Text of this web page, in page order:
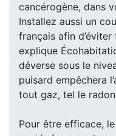
cancérogène, dans
Installez aussi un
français afin
explique
déverse sous le
puisard empêchera
tout gaz, tel le
Pour être efficace,